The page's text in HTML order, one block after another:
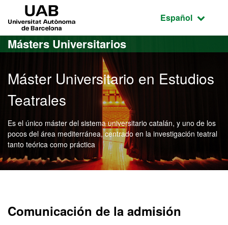
Acceso al contenido principal
Acceso a la navegación de la página
Idioma
Español
Másters Universitarios
Máster Universitario en Estudios
Teatrales
Es el único máster del sistema universitario catalán, y uno de los
pocos del área mediterránea, centrado en la investigación teatral
tanto teórica como práctica
Comunicación de la admisión